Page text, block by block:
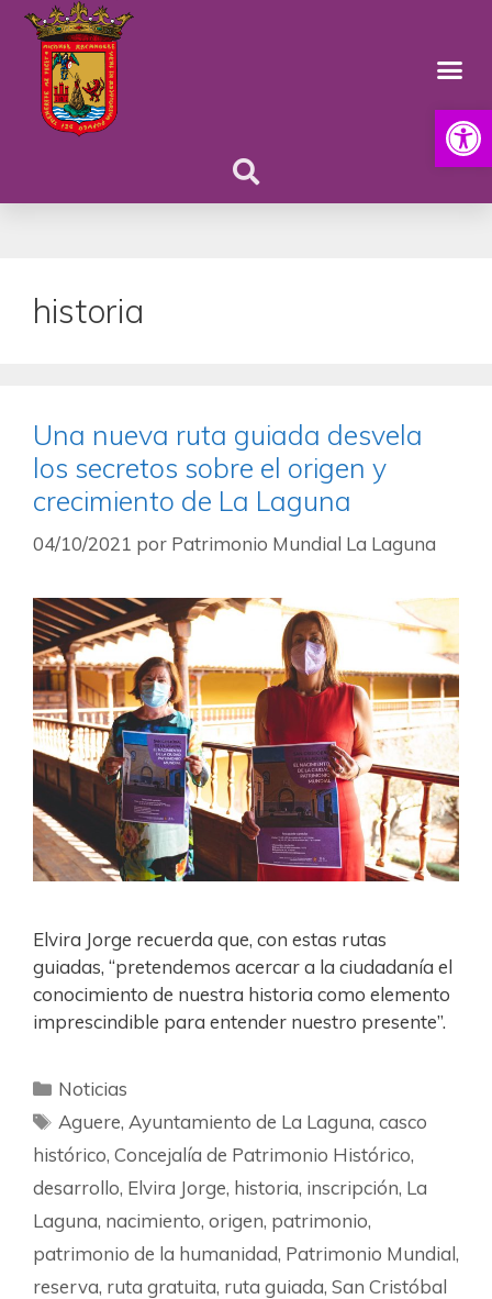
Abrir
historia
Una nueva ruta guiada desvela
los secretos sobre el origen y
crecimiento de La Laguna
04/10/2021 por Patrimonio Mundial La Laguna
Elvira Jorge recuerda que, con estas rutas
guiadas, “pretendemos acercar a la ciudadanía el
conocimiento de nuestra historia como elemento
imprescindible para entender nuestro presente”.
Noticias
Aguere, Ayuntamiento de La Laguna,casco
histórico, Concejalía de Patrimonio Histórico,
desarrollo, Elvira Jorge, historia, inscripción, La
Laguna, nacimiento, origen, patrimonio,
patrimonio de la humanidad, Patrimonio Mundial,
reserva, ruta gratuita, ruta guiada, San Cristóbal